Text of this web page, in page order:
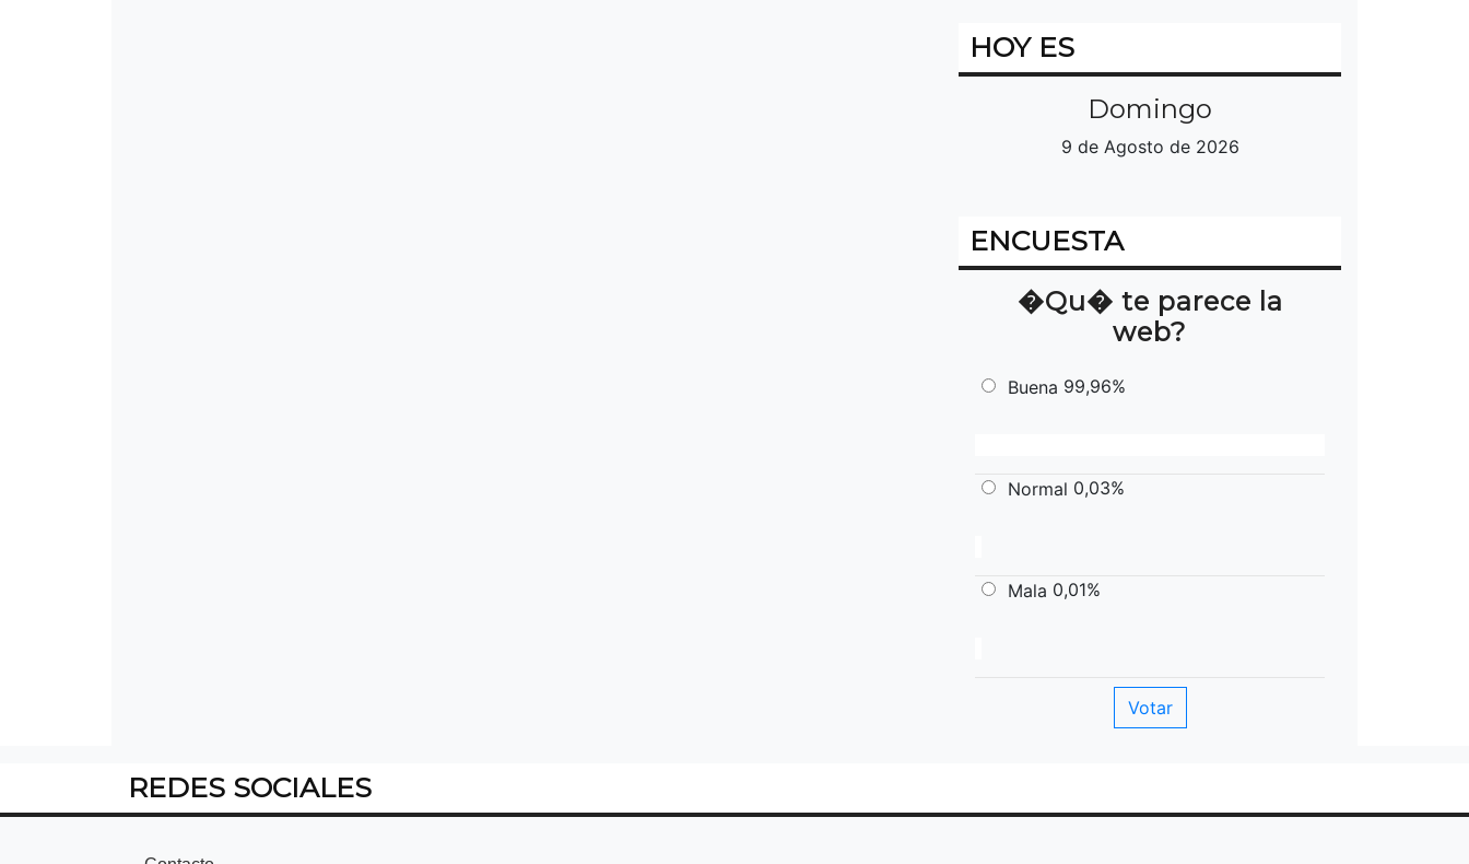
HOY ES
Domingo
9 de Agosto de 2026
ENCUESTA
�Qu� te parece la
web?
Buena 99,96%
Normal 0,03%
Mala 0,01%
REDES SOCIALES